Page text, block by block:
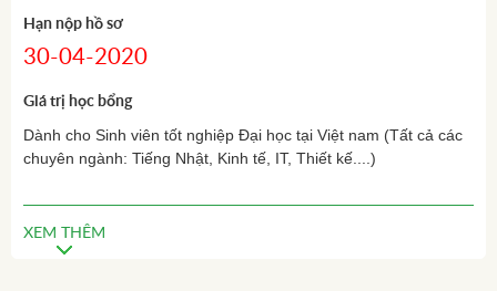
Hạn nộp hồ sơ
30-04-2020
Giá trị học bổng
Dành cho Sinh viên tốt nghiệp Đại học tại Việt nam (Tất cả các
chuyên ngành: Tiếng Nhật, Kinh tế, IT, Thiết kế....)
2. Được Giới thiệu việc làm thêm tại Hệ thống cửa hàng tiện ích
(Tương đương 20 triệu đồng/tháng)
XEM THÊM